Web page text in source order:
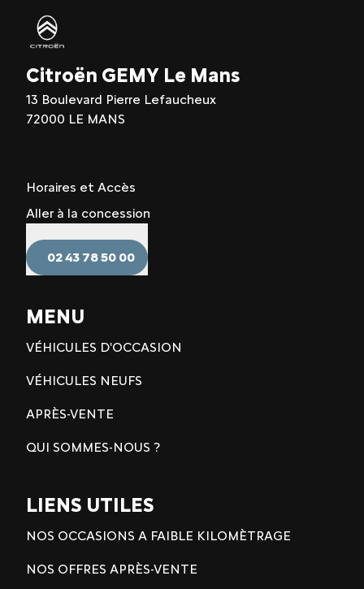
Citroën GEMY Le Mans
13 Boulevard Pierre Lefaucheux
72000 LE MANS
Horaires et Accès
Aller à la concession
02 43 78 50 00
MENU
VÉHICULES D'OCCASION
VÉHICULES NEUFS
APRÈS-VENTE
QUI SOMMES-NOUS ?
LIENS UTILES
NOS OCCASIONS A FAIBLE KILOMÈTRAGE
NOS OFFRES APRÈS-VENTE